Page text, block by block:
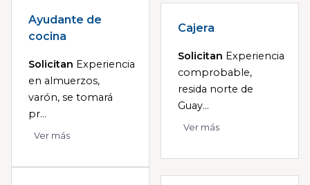
Ayudante de
cocina
Solicitan Experiencia
en almuerzos,
varón, se tomará
pr...
Ver más
Cajera
Solicitan Experiencia
comprobable,
resida norte de
Guay...
Ver más